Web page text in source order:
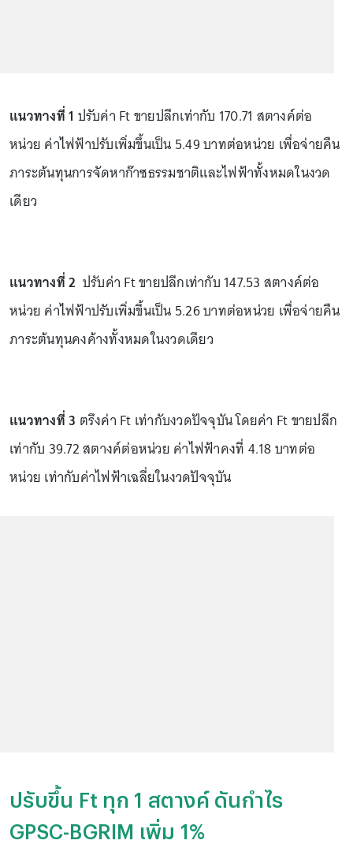
แนวทางที่ 1 ปรับค่า Ft ขายปลีกเท่ากับ 170.71 สตางค์ต่อ
หน่วย ค่าไฟฟ้าปรับเพิ่มขึ้นเป็น 5.49 บาทต่อหน่วย เพื่อจ่ายคืน
ภาระต้นทุนการจัดหาก๊าซธรรมชาติและไฟฟ้าทั้งหมดในงวด
เดียว
แนวทางที่ 2 ปรับค่า Ft ขายปลีกเท่ากับ 147.53 สตางค์ต่อ
หน่วย ค่าไฟฟ้าปรับเพิ่มขึ้นเป็น 5.26 บาทต่อหน่วย เพื่อจ่ายคืน
ภาระต้นทุนคงค้างทั้งหมดในงวดเดียว
แนวทางที่ 3 ตรึงค่า Ft เท่ากับงวดปัจจุบัน โดยค่า Ft ขายปลีก
เท่ากับ 39.72 สตางค์ต่อหน่วย ค่าไฟฟ้าคงที่ 4.18 บาทต่อ
หน่วย เท่ากับค่าไฟฟ้าเฉลี่ยในงวดปัจจุบัน
ปรับขึ้น Ft ทุก 1 สตางค์ ดันกำไร
GPSC-BGRIM เพิ่ม 1%